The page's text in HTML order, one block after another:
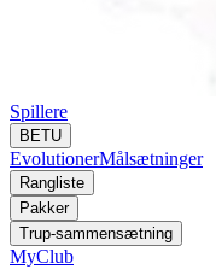
Spillere
BETU
EvolutionerMålsætninger
Rangliste
Pakker
Trup-sammensætning
MyClub